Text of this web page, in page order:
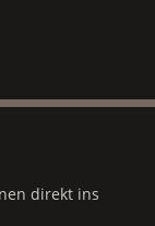
direkt ins